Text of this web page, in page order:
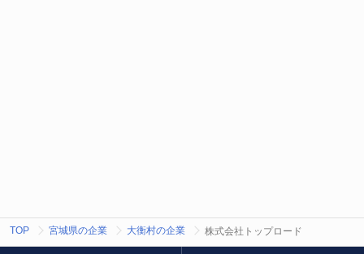
TOP 宮城県の企業 大衡村の企業 株式会社トップロード